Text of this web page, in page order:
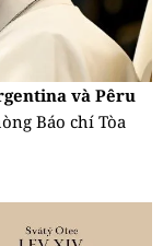
và Pêru
Báo chí Tòa